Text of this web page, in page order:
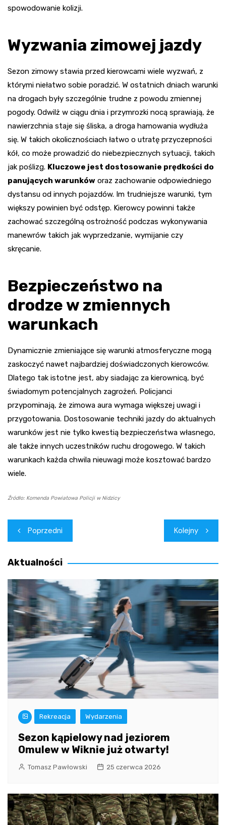
spowodowanie kolizji.
Wyzwania zimowej jazdy
Sezon zimowy stawia przed kierowcami wiele wyzwań, z
którymi niełatwo sobie poradzić. W ostatnich dniach warunki
na drogach były szczególnie trudne z powodu zmiennej
pogody. Odwilż w ciągu dnia i przymrozki nocą sprawiają, że
nawierzchnia staje się śliska, a droga hamowania wydłuża
się. W takich okolicznościach łatwo o utratę przyczepności
kół, co może prowadzić do niebezpiecznych sytuacji, takich
jak poślizg. Kluczowe jest dostosowanie prędkości do
panujących warunków oraz zachowanie odpowiedniego
dystansu od innych pojazdów. Im trudniejsze warunki, tym
większy powinien być odstęp. Kierowcy powinni także
zachować szczególną ostrożność podczas wykonywania
manewrów takich jak wyprzedzanie, wymijanie czy
skręcanie.
Bezpieczeństwo na
drodze w zmiennych
warunkach
Dynamicznie zmieniające się warunki atmosferyczne mogą
zaskoczyć nawet najbardziej doświadczonych kierowców.
Dlatego tak istotne jest, aby siadając za kierownicą, być
świadomym potencjalnych zagrożeń. Policjanci
przypominają, że zimowa aura wymaga większej uwagi i
przygotowania. Dostosowanie techniki jazdy do aktualnych
warunków jest nie tylko kwestią bezpieczeństwa własnego,
ale także innych uczestników ruchu drogowego. W takich
warunkach każda chwila nieuwagi może kosztować bardzo
wiele.
Źródło: Komenda Powiatowa Policji w Nidzicy
Nawigacja
wpisu
Poprzedni Kolejny
Aktualności
Rekreacja Wydarzenia
Sezon kąpielowy nad jeziorem
Omulew w Wiknie już otwarty!
Tomasz Pawłowski 25 czerwca 2026